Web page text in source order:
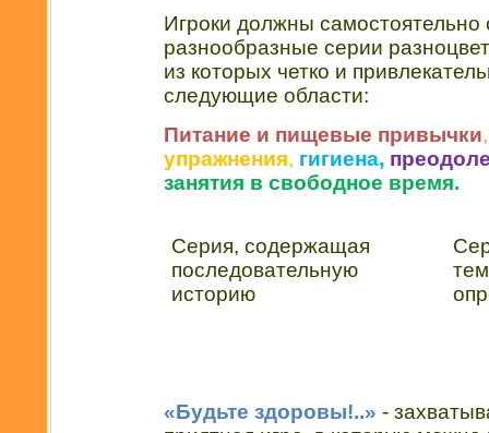
Игроки должны самостоятельно
разнообразные серии
из которых четко и
следующие области:
Питание и пищевые привычки,
упражнения, гигиена,
занятия в свободное время.
Серия, содержащая
последовательную
историю
«Будьте здоровы!..» -